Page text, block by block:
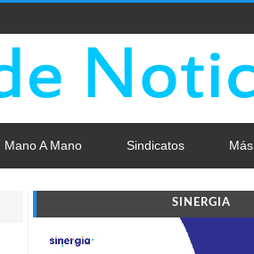
Mano A Mano Sindicatos Más
SINERGIA